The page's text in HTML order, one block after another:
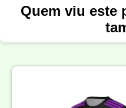
Quem viu este